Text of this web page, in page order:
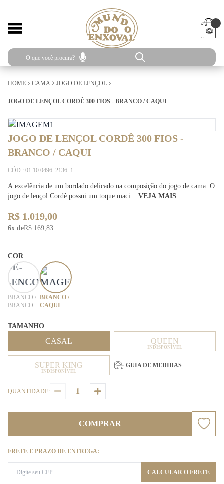
HOME CAMA JOGO DE LENÇOL
JOGO DE LENÇOL CORDÊ 300 FIOS - BRANCO / CAQUI
JOGO DE LENÇOL CORDÊ 300 FIOS -
BRANCO / CAQUI
CÓD.: 01.10.0496_2136_1
A excelência de um bordado delicado na composição do jogo de cama. O
jogo de lençol Cordê possui um toque maci... VEJA MAIS
R$ 1.019,00
6x deR$ 169,83
COR
BRANCO /
BRANCO
BRANCO /
CAQUI
TAMANHO
CASAL QUEEN
INDISPONÍVEL
SUPER KING
INDISPONÍVEL
GUIA DE MEDIDAS
QUANTIDADE:
COMPRAR
FRETE E PRAZO DE ENTREGA:
CALCULAR O FRETE